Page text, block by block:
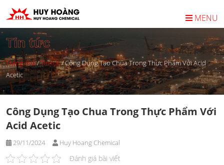
Skip
to
content
MENU
Tin tức
Trang chủ/Tin tức/Công Dụng Tạo Chua Trong Thực Phẩm Với Acid
Acetic
Công Dụng Tạo Chua Trong Thực Phẩm Với
Acid Acetic
29/11/2024 Huy Hoang Chemical
Đánh giá bài viết